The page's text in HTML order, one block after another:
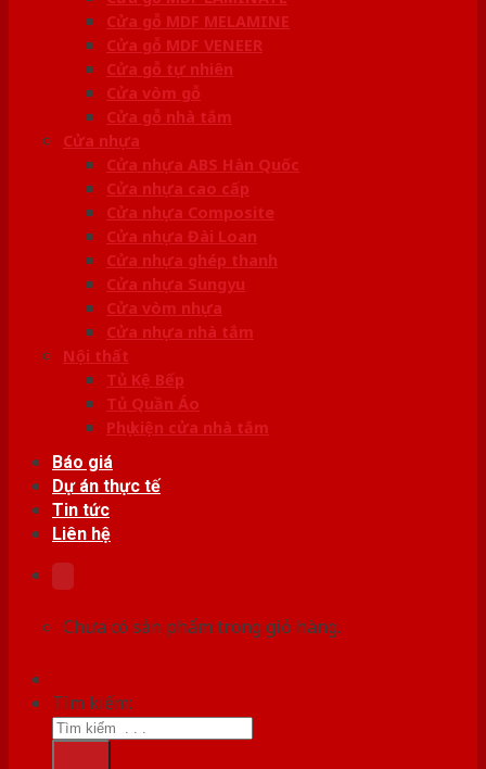
Cửa gỗ MDF MELAMINE
Cửa gỗ MDF VENEER
Cửa gỗ tự nhiên
Cửa vòm gỗ
Cửa gỗ nhà tắm
Cửa nhựa
Cửa nhựa ABS Hàn Quốc
Cửa nhựa cao cấp
Cửa nhựa Composite
Cửa nhựa Đài Loan
Cửa nhựa ghép thanh
Cửa nhựa Sungyu
Cửa vòm nhựa
Cửa nhựa nhà tắm
Nội thất
Tủ Kệ Bếp
Tủ Quần Áo
Phụ kiện cửa nhà tắm
Báo giá
Dự án thực tế
Tin tức
Liên hệ
Chưa có sản phẩm trong giỏ hàng.
Tìm kiếm: